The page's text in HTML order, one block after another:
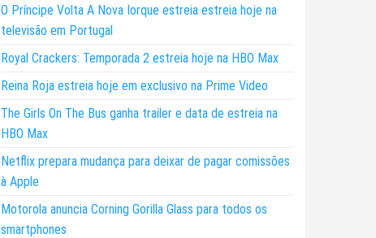
O Príncipe Volta A Nova Iorque estreia estreia hoje na
televisão em Portugal
Royal Crackers: Temporada 2 estreia hoje na HBO Max
Reina Roja estreia hoje em exclusivo na Prime Video
The Girls On The Bus ganha trailer e data de estreia na
HBO Max
Netflix prepara mudança para deixar de pagar comissões
à Apple
Motorola anuncia Corning Gorilla Glass para todos os
smartphones